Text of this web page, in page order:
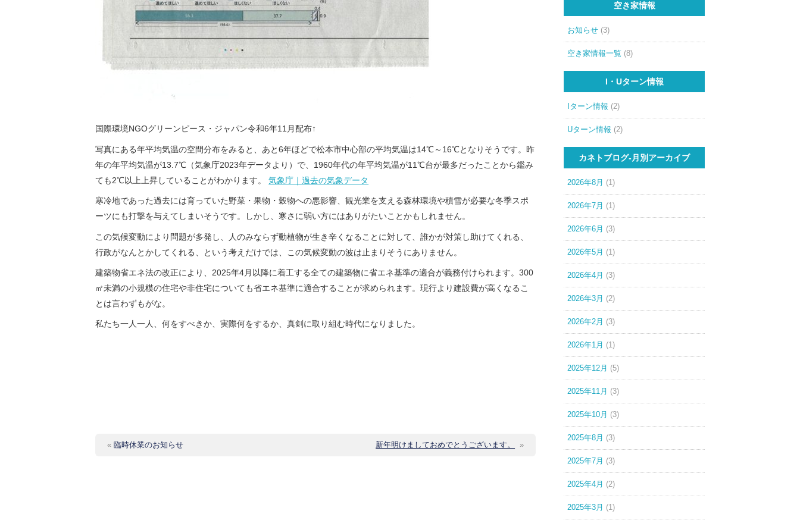
国際環境NGOグリーンピース・ジャパン令和6年11月配布↑
写真にある年平均気温の空間分布をみると、あと6年ほどで松本市中心部の平均気温は14℃～16℃となりそうです。昨
年の年平均気温が13.7℃（気象庁2023年データより）で、1960年代の年平均気温が11℃台が最多だったことから鑑み
ても2℃以上上昇していることがわかります。
気象庁｜過去の気象データ
寒冷地であった過去には育っていた野菜・果物・穀物への悪影響、観光業を支える森林環境や積雪が必要な冬季スポ
ーツにも打撃を与えてしまいそうです。しかし、寒さに弱い方にはありがたいことかもしれません。
この気候変動により問題が多発し、人のみならず動植物が生き辛くなることに対して、誰かが対策し助けてくれる、
行政がなんとかしてくれる、という考えだけでは、この気候変動の波は止まりそうにありません。
建築物省エネ法の改正により、2025年4月以降に着工する全ての建築物に省エネ基準の適合が義務付けられます。300
㎡未満の小規模の住宅や非住宅についても省エネ基準に適合することが求められます。現行より建設費が高くなるこ
とは言わずもがな。
私たち一人一人、何をすべきか、実際何をするか、真剣に取り組む時代になりました。
« 臨時休業のお知らせ 新年明けましておめでとうございます。 »
空き家情報
お知らせ (3)
空き家情報一覧 (8)
I・Uターン情報
Iターン情報 (2)
Uターン情報 (2)
カネトブログ-月別アーカイブ
2026年8月 (1)
2026年7月 (1)
2026年6月 (3)
2026年5月 (1)
2026年4月 (3)
2026年3月 (2)
2026年2月 (3)
2026年1月 (1)
2025年12月 (5)
2025年11月 (3)
2025年10月 (3)
2025年8月 (3)
2025年7月 (3)
2025年4月 (2)
2025年3月 (1)